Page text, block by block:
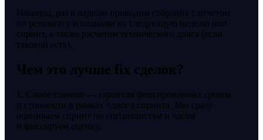
Наконец, раз в неделю проводим собрания с отчетом
по результату и планами на следующую неделю или
спринт, а также расчетом технического долга (если
таковой есть).
Чем это лучше fix сделок?
1. Самое главное — гарантия фиксированных сроков
и стоимости в рамках одного спринта. Мы сразу
оцениваем спринт по специалистам и часам
и фиксируем оценку.